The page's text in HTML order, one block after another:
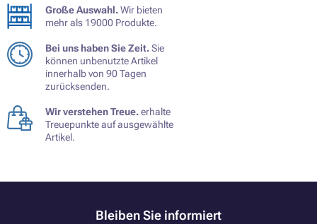
Große Auswahl.Wir bieten
mehr als 19000 Produkte.
Bei uns haben Sie Zeit.Sie
können unbenutzte Artikel
innerhalb von 90 Tagen
zurücksenden.
Wir verstehen Treue.erhalte
Treuepunkte auf ausgewählte
Artikel.
Bleiben Sie informiert